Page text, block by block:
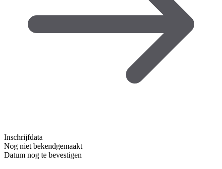
Inschrijfdata
Nog niet bekendgemaakt
Datum nog te bevestigen